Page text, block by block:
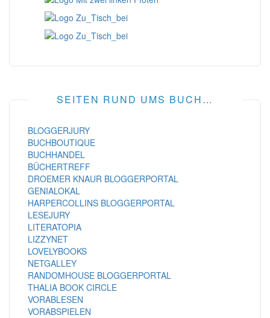
SEITEN RUND UMS BUCH…
BLOGGERJURY
BUCHBOUTIQUE
BUCHHANDEL
BÜCHERTREFF
DROEMER KNAUR BLOGGERPORTAL
GENIALOKAL
HARPERCOLLINS BLOGGERPORTAL
LESEJURY
LITERATOPIA
LIZZYNET
LOVELYBOOKS
NETGALLEY
RANDOMHOUSE BLOGGERPORTAL
THALIA BOOK CIRCLE
VORABLESEN
VORABSPIELEN